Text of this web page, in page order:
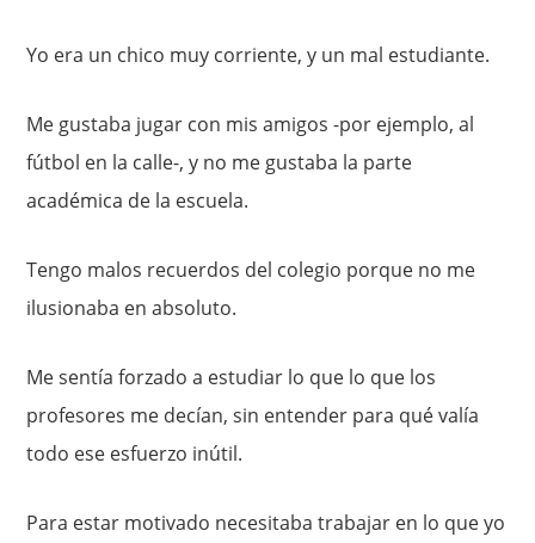
Yo era un chico muy corriente, y un mal estudiante.
Me gustaba jugar con mis amigos -por ejemplo, al
fútbol en la calle-, y no me gustaba la parte
académica de la escuela.
Tengo malos recuerdos del colegio porque no me
ilusionaba en absoluto.
Me sentía forzado a estudiar lo que lo que los
profesores me decían, sin entender para qué valía
todo ese esfuerzo inútil.
Para estar motivado necesitaba trabajar en lo que yo